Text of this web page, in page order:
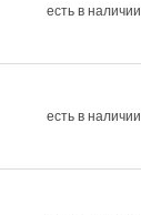
есть в наличии
есть в наличии